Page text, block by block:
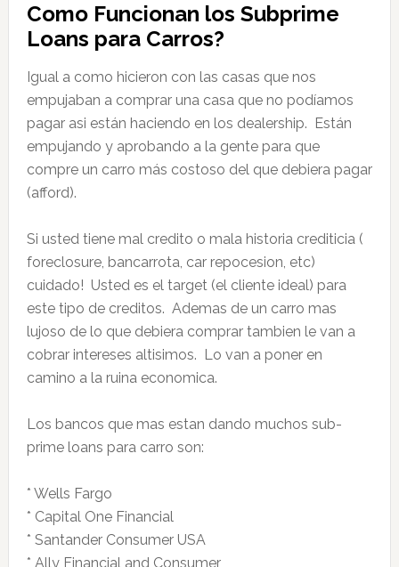
Como Funcionan los Subprime
Loans para Carros?
Igual a como hicieron con las casas que nos
empujaban a comprar una casa que no podíamos
pagar asi están haciendo en los dealership. Están
empujando y aprobando a la gente para que
compre un carro más costoso del que debiera pagar
(afford).
Si usted tiene mal credito o mala historia crediticia (
foreclosure, bancarrota, car repocesion, etc)
cuidado! Usted es el target (el cliente ideal) para
este tipo de creditos. Ademas de un carro mas
lujoso de lo que debiera comprar tambien le van a
cobrar intereses altisimos. Lo van a poner en
camino a la ruina economica.
Los bancos que mas estan dando muchos sub-
prime loans para carro son:
* Wells Fargo
* Capital One Financial
* Santander Consumer USA
* Ally Financial and Consumer